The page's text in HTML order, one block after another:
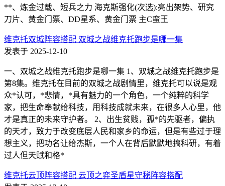
**、炼金过载、短兵之力 海克斯强化(次选):亮出架势、研究
刀片、黄金门票、DD星系、黄金门票 主C蛮王
维克托双城阵容搭配 双城之战维克托跑步是哪一集
发表于 2025-12-10
一、双城之战维克托跑步是哪一集 1、双城之战维克托跑步是
第8集。维克托在目前的双城之战剧情里，维克托可以说是观
众*认可，*悲情，*具有魅力的一个角色，一个纯粹的科学
家，把生命奉献给科技，用科技成就未来，在很多人心里，他
才是真正的未来守护者。 2、出生贫贱，孤*的先驱者，偏执
的天才，致力于改变底层人民和家乡的命运，但是有些过于理
想主义，把功名让给杰斯，一个人在背后默默地搞科研，有着
过人但天赋和格*
维克托云顶阵容搭配 云顶之弈圣盾星守秘阵容搭配